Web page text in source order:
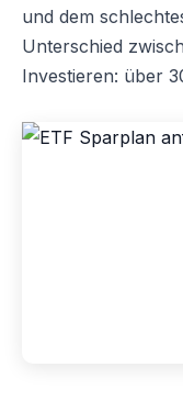
und dem
Unterschied
Investieren: über